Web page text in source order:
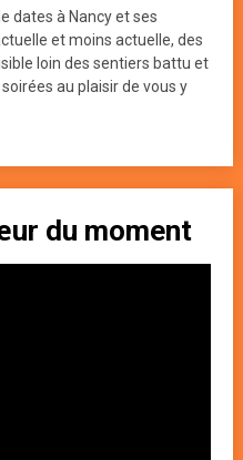
dates à Nancy et ses
et moins actuelle, des
loin des sentiers battu et
au plaisir de vous y
du moment